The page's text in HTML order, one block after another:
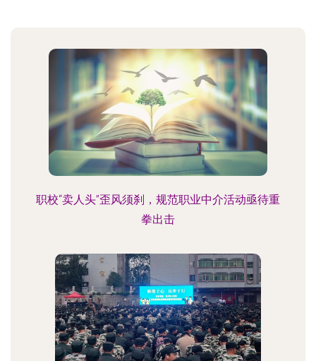
职校“卖人头”歪风须刹，规范职业中介活动亟待重
拳出击